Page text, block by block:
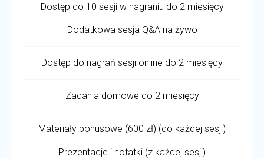
Dostęp do 10 sesji w nagraniu do 2 miesięcy
Dodatkowa sesja Q&A na żywo
Dostęp do nagrań sesji online do 2 miesięcy
Zadania domowe do 2 miesięcy
Materiały bonusowe (600 zł) (do każdej sesji)
Prezentacje i notatki (z każdej sesji)